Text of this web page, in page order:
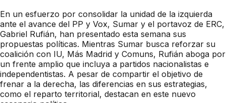
En un esfuerzo por consolidar la unidad de la izquierda
ante el avance del PP y Vox, Sumar y el portavoz de ERC,
Gabriel Rufián, han presentado esta semana sus
propuestas políticas. Mientras Sumar busca reforzar su
coalición con IU, Más Madrid y Comuns, Rufián aboga por
un frente amplio que incluya a partidos nacionalistas e
independentistas. A pesar de compartir el objetivo de
frenar a la derecha, las diferencias en sus estrategias,
como el reparto territorial, destacan en este nuevo